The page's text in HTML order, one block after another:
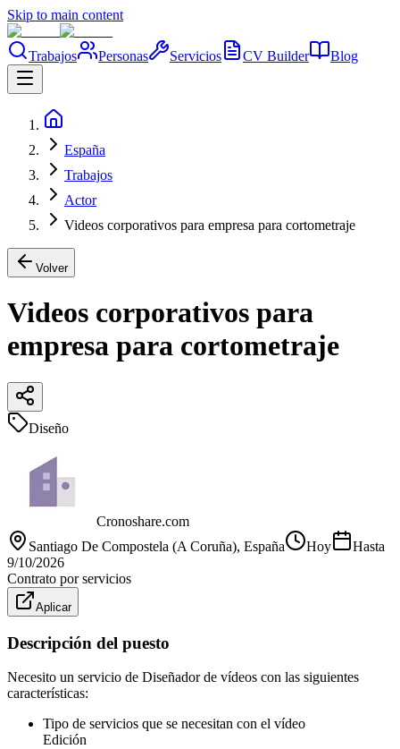
Skip to main content
Trabajos Personas Servicios CV Builder Blog
España
Trabajos
Actor
Videos corporativos para empresa para cortometraje
Volver
Videos corporativos para
empresa para cortometraje
Diseño
Cronoshare.com
Santiago De Compostela (A Coruña), España Hoy
Hasta
9/10/2026
Contrato por servicios
Aplicar
Descripción del puesto
Necesito un servicio de Diseñador de vídeos con las siguientes
características:
Tipo de servicios que se necesitan con el vídeo
Edición